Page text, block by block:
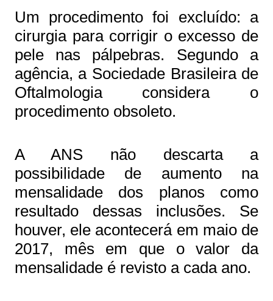
Um procedimento foi excluído: a
cirurgia para corrigir o excesso de
pele nas pálpebras. Segundo a
agência, a Sociedade Brasileira de
Oftalmologia considera o
procedimento obsoleto.
A ANS não descarta a
possibilidade de aumento na
mensalidade dos planos como
resultado dessas inclusões. Se
houver, ele acontecerá em maio de
2017, mês em que o valor da
mensalidade é revisto a cada ano.